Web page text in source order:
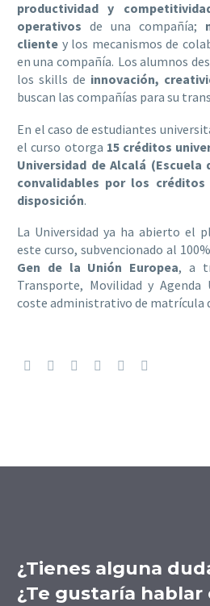
productividad y
operativos de una compañía;
cliente y los mecanismos de
en una compañía. Los alumnos
los skills de innovación,
buscan las compañías para su
En el caso de estudiantes
el curso otorga 15 créditos
Universidad de Alcalá
convalidables por los
disposición.
La Universidad ya ha abierto el
este curso, subvencionado al
Gen de la Unión Europea, a
Transporte, Movilidad y
coste administrativo de matrícula
¿Tienes alguna
¿Te gustaría